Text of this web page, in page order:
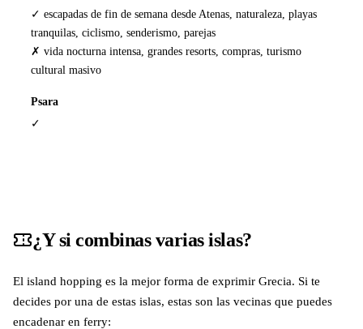
✓ escapadas de fin de semana desde Atenas, naturaleza, playas
tranquilas, ciclismo, senderismo, parejas
✗ vida nocturna intensa, grandes resorts, compras, turismo
cultural masivo
Psara
✓
¿Y si combinas varias islas?
El island hopping es la mejor forma de exprimir Grecia. Si te
decides por una de estas islas, estas son las vecinas que puedes
encadenar en ferry: